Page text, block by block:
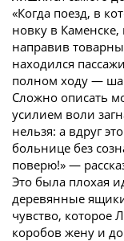
«Когда поезд, в
новку в
направив
находился
полном ходу —
Сложно описать
усилием воли
нельзя: а вдруг
больнице без
поверю!» —
Это была плохая
деревянные
чувство, которое
коробов жену и